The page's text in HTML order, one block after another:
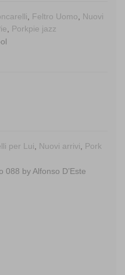
Feltro Uomo
Nuovi
Porkpie jazz
per Lui Nuovi arrivi
Pork
088 by Alfonso D’Este